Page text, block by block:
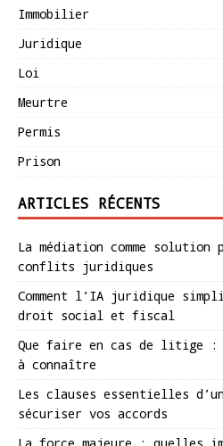
Immobilier
Juridique
Loi
Meurtre
Permis
Prison
ARTICLES RÉCENTS
La médiation comme solution
conflits juridiques
Comment l’IA juridique
droit social et fiscal
Que faire en cas de litige :
à connaître
Les clauses essentielles
sécuriser vos accords